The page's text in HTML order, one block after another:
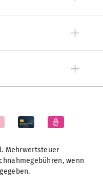
Mehrwertsteuer
wenn